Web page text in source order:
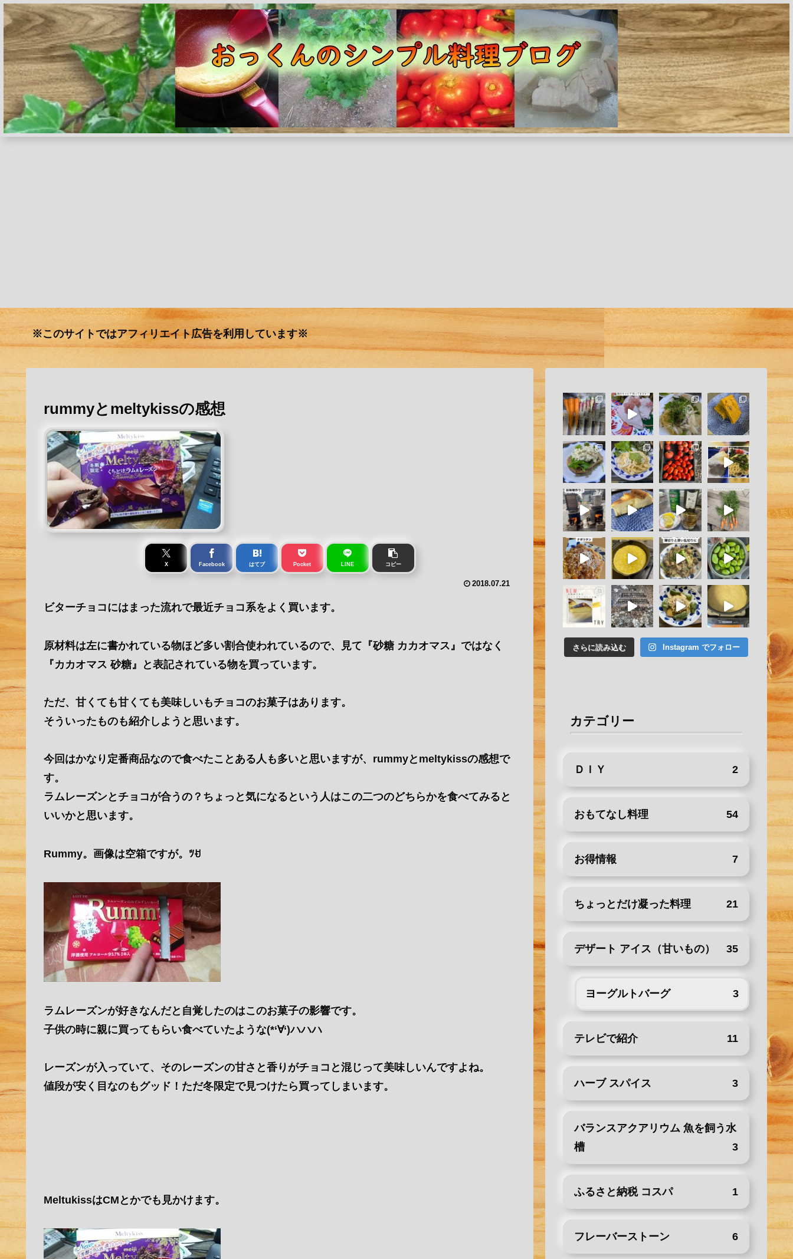
※このサイトではアフィリエイト広告を利用しています※
rummyとmeltykissの感想
X Facebook はてブ Pocket LINE コピー
2018.07.21
ビターチョコにはまった流れで最近チョコ系をよく買います。
原材料は左に書かれている物ほど多い割合使われているので、見て『砂糖 カカオマス』ではなく
『カカオマス 砂糖』と表記されている物を買っています。
ただ、甘くても甘くても美味しいもチョコのお菓子はあります。
そういったものも紹介しようと思います。
今回はかなり定番商品なので食べたことある人も多いと思いますが、rummyとmeltykissの感想で
す。
ラムレーズンとチョコが合うの？ちょっと気になるという人はこの二つのどちらかを食べてみると
いいかと思います。
Rummy。画像は空箱ですが。ﾂꀀ
ラムレーズンが好きなんだと自覚したのはこのお菓子の影響です。
子供の時に親に買ってもらい食べていたような(*‘∀‘)ハハハ
レーズンが入っていて、そのレーズンの甘さと香りがチョコと混じって美味しいんですよね。
値段が安く目なのもグッド！ただ冬限定で見つけたら買ってしまいます。
MeltukissはCMとかでも見かけます。
さらに読み込む Instagram でフォロー
カテゴリー
ＤＩＹ 2
おもてなし料理 54
お得情報 7
ちょっとだけ凝った料理 21
デザート アイス（甘いもの） 35
ヨーグルトバーグ 3
テレビで紹介 11
ハーブ スパイス 3
バランスアクアリウム 魚を飼う水
槽
3
ふるさと納税 コスパ 1
フレーバーストーン 6